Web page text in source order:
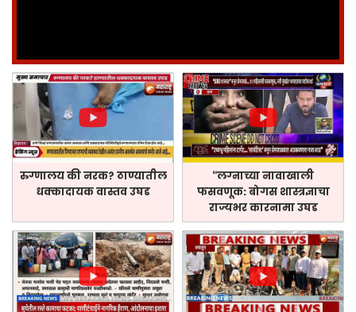
रुग्णालय की नरक? ठाण्यातील
धक्कादायक वास्तव उघड
“लग्नाच्या नावाखाली
फसवणूक: बोगस शास्त्रज्ञाचा
राज्यभर कारनामा उघड